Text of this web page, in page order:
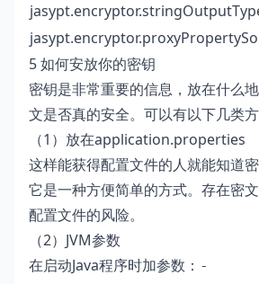
5 如何安放你的密钥
密钥是非常重要的信息，放在什么
文是否真的安全。可以有以下几类方
（1）放在application.properties
这样能获得配置文件的人就能知道
它是一种方便简单的方式。存在密
配置文件的风险。
（2）JVM参数
在启动Java程序时加参数： -